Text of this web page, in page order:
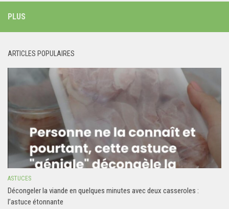
PLUS
ARTICLES POPULAIRES
ASTUCES
Décongeler la viande en quelques minutes avec deux casseroles :
l’astuce étonnante